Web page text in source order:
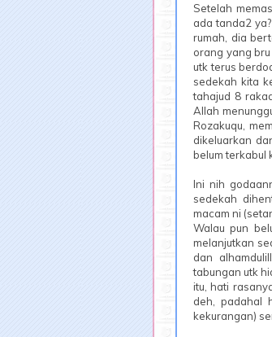
Setelah
ada tanda2
rumah, dia
orang yang
utk terus
sedekah kita
tahajud 8
Allah
Rozakuqu,
dikeluarkan
belum terkabul
Ini nih
sedekah
macam ni
Walau pun
melanjutkan
dan
tabungan utk
itu, hati
deh, padahal
kekurangan)